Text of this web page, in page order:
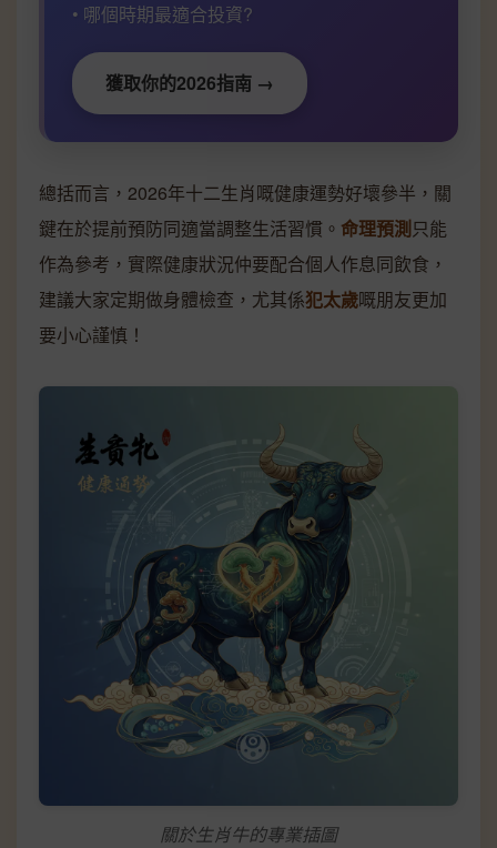
• 哪個時期最適合投資?
獲取你的2026指南 →
總括而言，2026年十二生肖嘅健康運勢好壞參半，關
鍵在於提前預防同適當調整生活習慣。 命理預測只能
作為參考，實際健康狀況仲要配合個人作息同飲食，
建議大家定期做身體檢查，尤其係犯太歲嘅朋友更加
要小心謹慎！
關於生肖牛的專業插圖